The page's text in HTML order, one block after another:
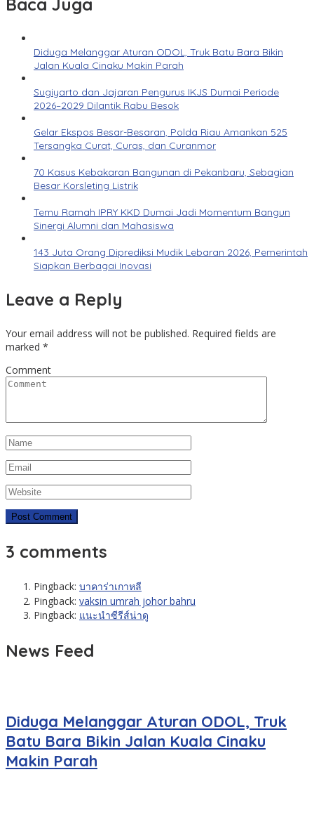
Baca Juga
Diduga Melanggar Aturan ODOL, Truk Batu Bara Bikin
Jalan Kuala Cinaku Makin Parah
Sugiyarto dan Jajaran Pengurus IKJS Dumai Periode
2026–2029 Dilantik Rabu Besok
Gelar Ekspos Besar-Besaran, Polda Riau Amankan 525
Tersangka Curat, Curas, dan Curanmor
70 Kasus Kebakaran Bangunan di Pekanbaru, Sebagian
Besar Korsleting Listrik
Temu Ramah IPRY KKD Dumai Jadi Momentum Bangun
Sinergi Alumni dan Mahasiswa
143 Juta Orang Diprediksi Mudik Lebaran 2026, Pemerintah
Siapkan Berbagai Inovasi
Leave a Reply
Your email address will not be published. Required fields are
marked *
Comment
3 comments
Pingback: บาคาร่าเกาหลี
Pingback: vaksin umrah johor bahru
Pingback: แนะนำซีรีส์น่าดู
News Feed
Diduga Melanggar Aturan ODOL, Truk
Batu Bara Bikin Jalan Kuala Cinaku
Makin Parah